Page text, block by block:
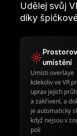
Udělej svůj
díky
umístění
Umísti overlaye
kdekoliv ve VR
uprav jejich
a zakřivení, a
je automaticky
když nejsou v
poli